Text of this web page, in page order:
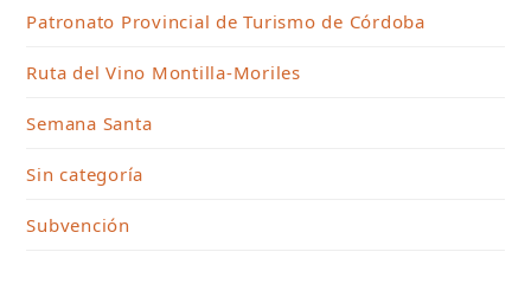
Patronato Provincial de Turismo de Córdoba
Ruta del Vino Montilla-Moriles
Semana Santa
Sin categoría
Subvención